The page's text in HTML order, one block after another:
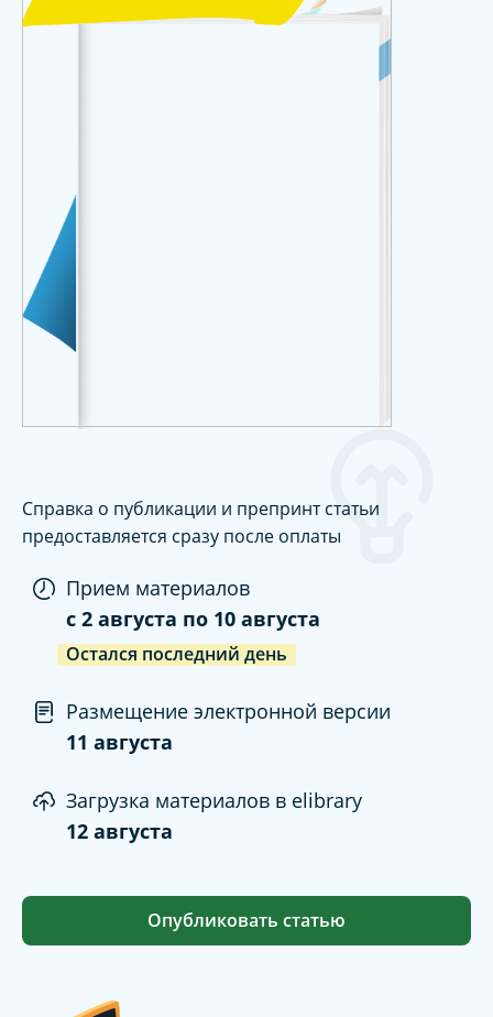
Справка о публикации и препринт статьи
предоставляется сразу после оплаты
Прием материалов
c 2 августа по 10 августа
Остался последний день
Размещение электронной версии
11 августа
Загрузка материалов в elibrary
12 августа
Опубликовать статью